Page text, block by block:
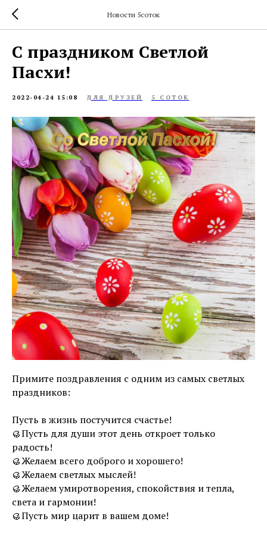
Новости 5соток
С праздником Светлой
Пасхи!
2022-04-24 15:08 ДЛЯ ДРУЗЕЙ 5 СОТОК
Примите поздравления с одним из самых светлых
праздников:
Пусть в жизнь постучится счастье!
🥮Пусть для души этот день откроет только
радость!
🥮Желаем всего доброго и хорошего!
🥮Желаем светлых мыслей!
🥮Желаем умиротворения, спокойствия и тепла,
света и гармонии!
🥮Пусть мир царит в вашем доме!